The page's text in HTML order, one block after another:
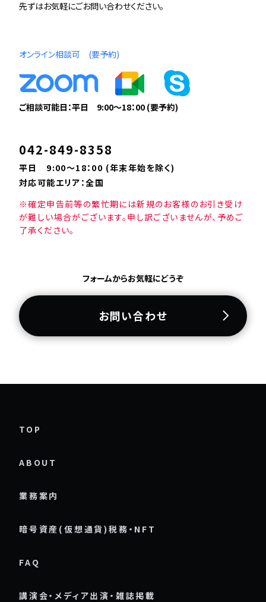
先ずはお気軽にごお問い合わせください。
オンライン相談可 (要予約)
ご相談可能日：平日 9:00〜18：00 (要予約)
042-849-8358
平日 9:00〜18：00 (年末年始を除く)
対応可能エリア：全国
※確定申告前等の繁忙期には新規のお客様のお引き受け
が難しい場合がございます。申し訳ございませんが、予めご
了承ください。
フォームからお気軽にどうぞ
お問い合わせ
TOP
ABOUT
業務案内
暗号資産(仮想通貨)税務・NFT
FAQ
講演会・メディア出演・雑誌掲載